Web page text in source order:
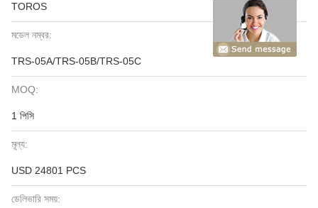
TOROS
মডেল নম্বর:
TRS-05A/TRS-05B/TRS-05C
MOQ:
1 পিসি
মূল্য:
USD 24801 PCS
ডেলিভারি সময়: